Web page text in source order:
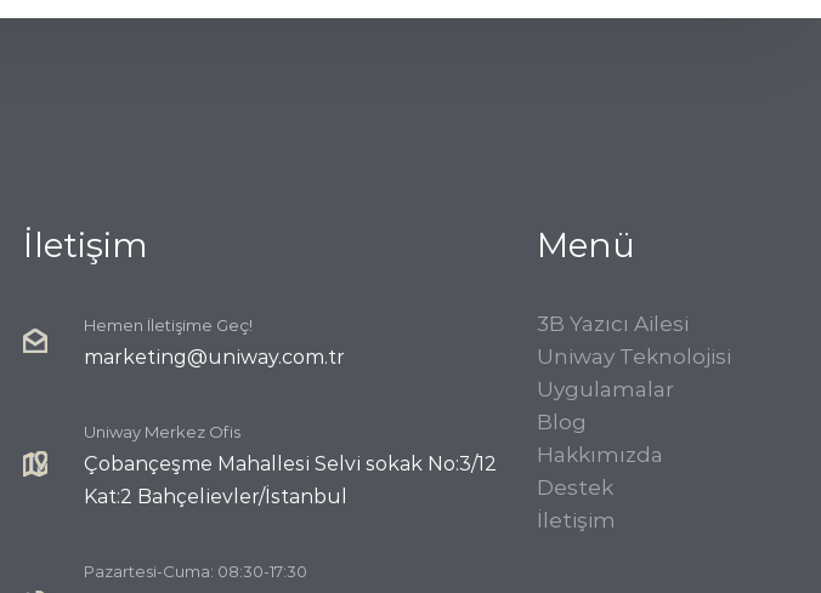
İletişim
Hemen İletişime Geç!
marketing@uniway.com.tr
Uniway Merkez Ofis
Çobançeşme Mahallesi Selvi sokak No:3/12
Kat:2 Bahçelievler/İstanbul
Pazartesi-Cuma: 08:30-17:30
Menü
3B Yazıcı Ailesi
Uniway Teknolojisi
Uygulamalar
Blog
Hakkımızda
Destek
İletişim